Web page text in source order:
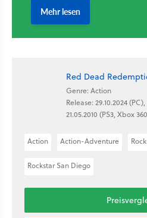
Red Dead
Genre: Action
Release: 29.10.2024
21.05.2010 (PS3, Xbox
Action Action-Adventure
Rockstar San Diego